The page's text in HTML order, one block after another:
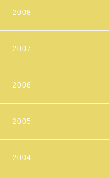
2008
2007
2006
2005
2004